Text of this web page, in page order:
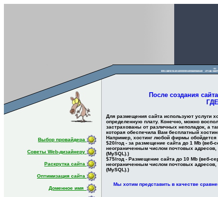
Выбор провайдера
Советы Web-дизайнеру
Раскрутка сайта
Оптимизация сайта
Доменное имя
размещение
После создания
Для размещения сайта используют услуги
определенную плату. Конечно, можно
застрахованы от различных неполадок, а
которая обеспечила Вам бесплатный
Например, хостинг любой фирмы обойдется
$20/год - за размещение сайта до 1 Mb
неограниченным числом почтовых
(MySQL).)
$75/год - Размещение сайта до 10 Mb (веб-
неограниченным числом почтовых
(MySQL).)
Мы хотим представить в качестве